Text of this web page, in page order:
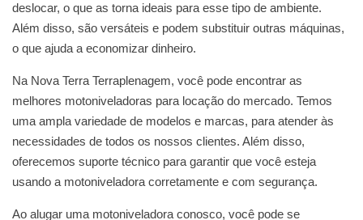
deslocar, o que as torna ideais para esse tipo de ambiente.
Além disso, são versáteis e podem substituir outras máquinas,
o que ajuda a economizar dinheiro.
Na Nova Terra Terraplenagem, você pode encontrar as
melhores motoniveladoras para locação do mercado. Temos
uma ampla variedade de modelos e marcas, para atender às
necessidades de todos os nossos clientes. Além disso,
oferecemos suporte técnico para garantir que você esteja
usando a motoniveladora corretamente e com segurança.
Ao alugar uma motoniveladora conosco, você pode se